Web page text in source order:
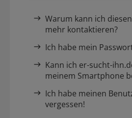
Warum kann ich
mehr kontaktieren?
Ich habe mein
Kann ich er-sucht-
meinem Smartphone
Ich habe meinen
vergessen!